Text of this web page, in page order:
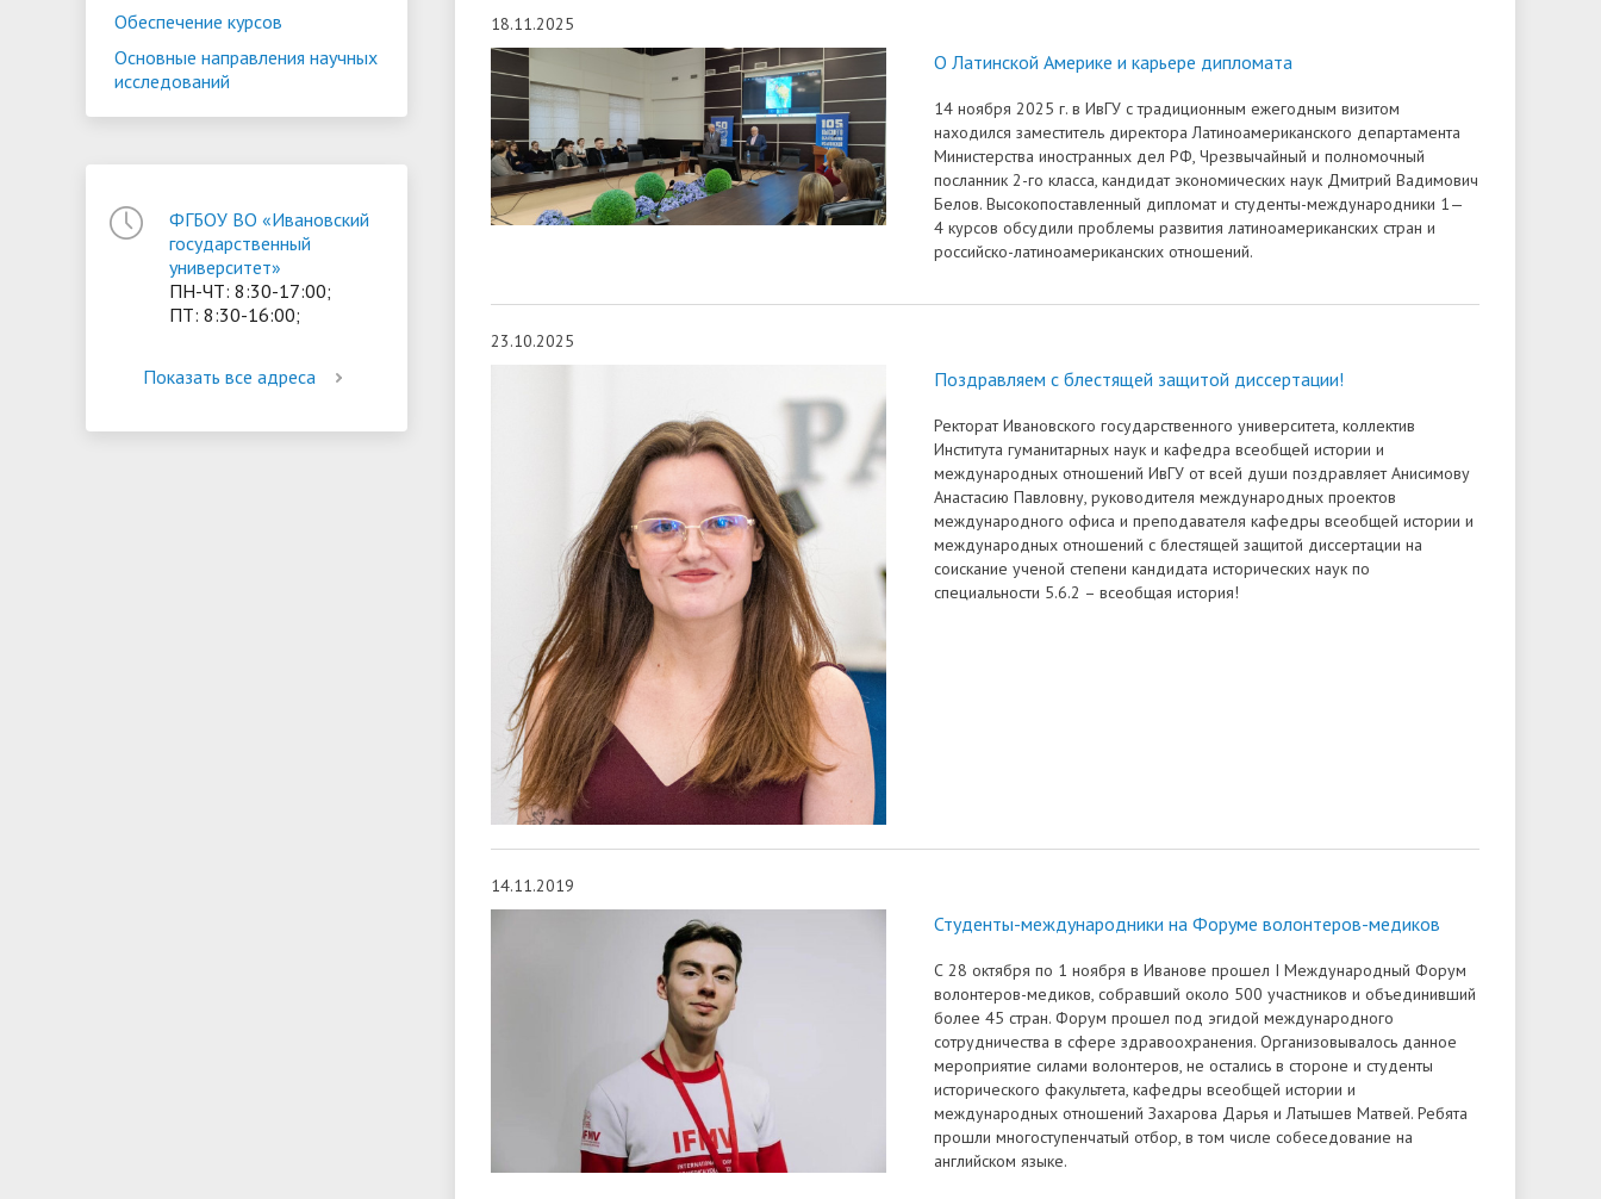
«Ивановский государственный
университет»
• Брендбук • Вход в систему ЭИОС
• Центр тестирования
иностранных граждан ИвГУ
• Координационный центр ИвГУ
• Федеральный проект
• Совет ректоров
«Карьера»
победителей олимпиад
ориентации и содействия
трудоустройству выпускников
• Дистанционные занятия для
иностранных студентов
• Страница добра
• Ресурсный волонтерский центр
финансового просвещения ИвГУ
• Платные образовательные услуги
• Стипендии и меры поддержки
обучающихся
• Платные образовательные услуги • Финансово-хозяйственная
деятельность
• Вакантные места для приёма
• Международное сотрудничество • Внутренняя система оценки
качества образования
• Руководство
• Педагогический состав
• Организация питания в
образовательной организации
Обеспечение курсов
Основные направления научных
исследований
ФГБОУ ВО «Ивановский
государственный
университет»
ПН-ЧТ: 8:30-17:00;
ПТ: 8:30-16:00;
Показать все адреса
18.11.2025
О Латинской Америке и карьере дипломата
14 ноября 2025 г. в ИвГУ с традиционным ежегодным визитом
находился заместитель директора Латиноамериканского департамента
Министерства иностранных дел РФ, Чрезвычайный и полномочный
посланник 2-го класса, кандидат экономических наук Дмитрий Вадимович
Белов. Высокопоставленный дипломат и студенты-международники 1—
4 курсов обсудили проблемы развития латиноамериканских стран и
российско-латиноамериканских отношений.
23.10.2025
Поздравляем с блестящей защитой диссертации!
Ректорат Ивановского государственного университета, коллектив
Института гуманитарных наук и кафедра всеобщей истории и
международных отношений ИвГУ от всей души поздравляет Анисимову
Анастасию Павловну, руководителя международных проектов
международного офиса и преподавателя кафедры всеобщей истории и
международных отношений с блестящей защитой диссертации на
соискание ученой степени кандидата исторических наук по
специальности 5.6.2 – всеобщая история!
14.11.2019
Студенты-международники на Форуме волонтеров-медиков
С 28 октября по 1 ноября в Иванове прошел I Международный Форум
волонтеров-медиков, собравший около 500 участников и объединивший
более 45 стран. Форум прошел под эгидой международного
сотрудничества в сфере здравоохранения. Организовывалось данное
мероприятие силами волонтеров, не остались в стороне и студенты
исторического факультета, кафедры всеобщей истории и
международных отношений Захарова Дарья и Латышев Матвей. Ребята
прошли многоступенчатый отбор, в том числе собеседование на
английском языке.